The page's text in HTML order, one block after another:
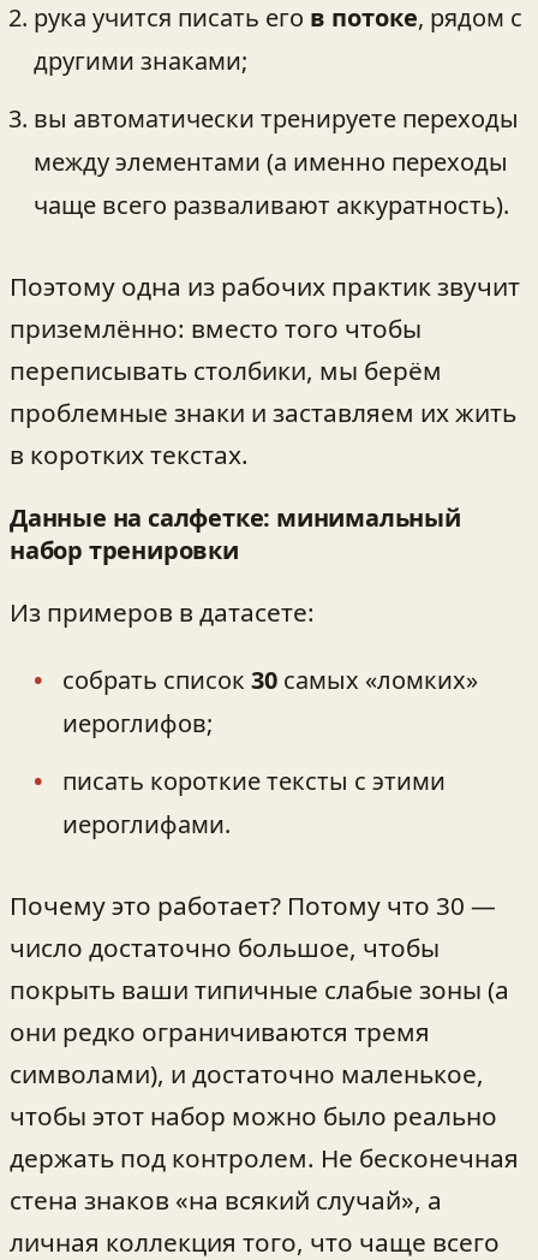
рука учится писать его в потоке, рядом с
другими знаками;
вы автоматически тренируете переходы
между элементами (а именно переходы
чаще всего разваливают аккуратность).
Поэтому одна из рабочих практик звучит
приземлённо: вместо того чтобы
переписывать столбики, мы берём
проблемные знаки и заставляем их жить
в коротких текстах.
Данные на салфетке: минимальный
набор тренировки
Из примеров в датасете:
собрать список 30 самых «ломких»
иероглифов;
писать короткие тексты с этими
иероглифами.
Почему это работает? Потому что 30 —
число достаточно большое, чтобы
покрыть ваши типичные слабые зоны (а
они редко ограничиваются тремя
символами), и достаточно маленькое,
чтобы этот набор можно было реально
держать под контролем. Не бесконечная
стена знаков «на всякий случай», а
личная коллекция того, что чаще всего